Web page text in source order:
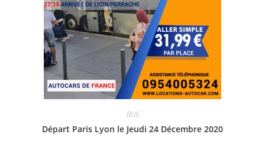
BUS
Départ Paris Lyon le Jeudi 24 Décembre 2020